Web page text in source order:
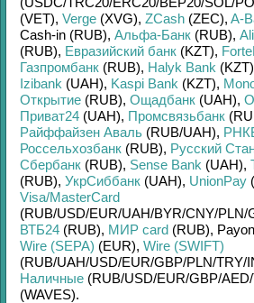
(VET), Verge (XVG), ZCash (ZEC), A-
Cash-in (RUB), Альфа-Банк (RUB),
(RUB), Евразийский банк (KZT),
Газпромбанк (RUB), Halyk Bank (KZT)
Izibank (UAH), Kaspi Bank (KZT),
Открытие (RUB), Ощадбанк (UAH),
Приват24 (UAH), Промсвязьбанк
Райффайзен Аваль (RUB/UAH),
Россельхозбанк (RUB), Русский
Сбербанк (RUB), Sense Bank (UAH),
(RUB), УкрСиббанк (UAH), UnionPay
Visa/MasterCard
(RUB/USD/EUR/UAH/BYR/CNY/PLN/
ВТБ24 (RUB), МИР card (RUB),
Wire (SEPA) (EUR), Wire (SWIFT)
(RUB/UAH/USD/EUR/GBP/PLN/TRY/
Наличные (RUB/USD/EUR/GBP/AED/
(WAVES).